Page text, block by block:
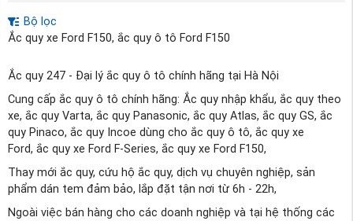
Bộ lọc
Ắc quy xe Ford F150, ắc quy ô tô Ford F150
Ắc quy 247 - Đại lý ắc quy ô tô chính hãng tại Hà Nội
Cung cấp ắc quy ô tô chính hãng: Ắc quy nhập khẩu, ắc quy theo
xe, ắc quy Varta, ắc quy Panasonic, ắc quy Atlas, ắc quy GS, ắc
quy Pinaco, ắc quy Incoe dùng cho ắc quy ô tô, ắc quy xe
Ford, ắc quy xe Ford F-Series, ắc quy xe Ford F150,
Thay mới ắc quy, cứu hộ ắc quy, dịch vụ chuyên nghiệp, sản
phẩm dán tem đảm bảo, lắp đặt tận nơi từ 6h - 22h,
Ngoài việc bán hàng cho các doanh nghiệp và tại hệ thống các